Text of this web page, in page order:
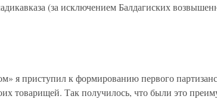
(за исключением Балдагиских
я приступил к формированию первого
товарищей. Так получилось, что были это